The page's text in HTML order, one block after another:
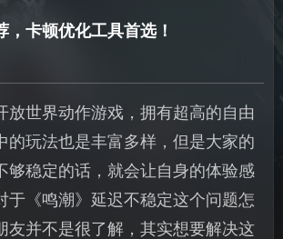
，卡顿优化工具首选！
放世界动作游戏，拥有超高的自由
的玩法也是丰富多样，但是大家的
够稳定的话，就会让自身的体验感
于《鸣潮》延迟不稳定这个问题怎
友并不是很了解，其实想要解决这